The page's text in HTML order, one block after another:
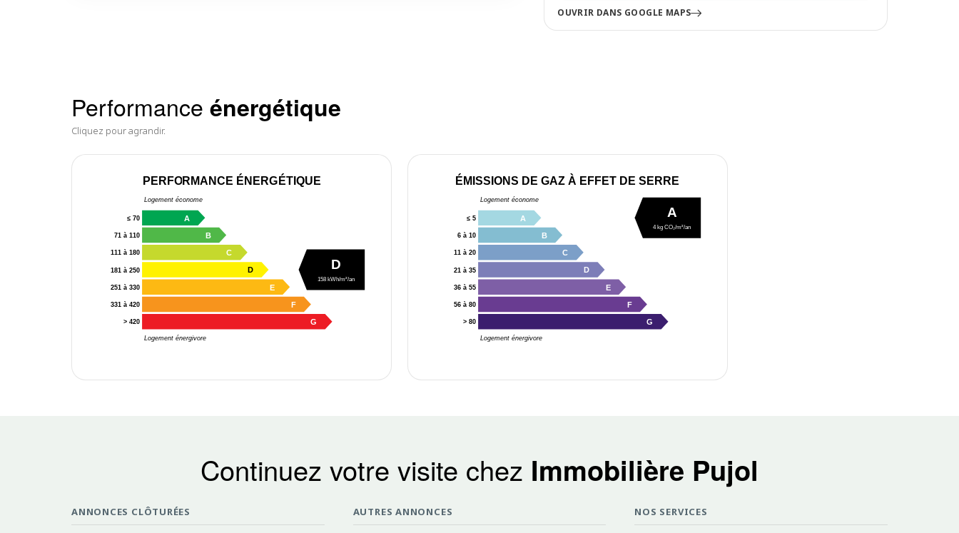
OUVRIR DANS GOOGLE MAPS
Performance énergétique
Cliquez pour agrandir.
PERFORMANCE ÉNERGÉTIQUE
Logement économe
Logement énergivore
≤ 70 A
71 à 110 B
111 à 180 C
181 à 250 D
251 à 330 E
331 à 420 F
> 420 G
D
158 kWh/m²/an
ÉMISSIONS DE GAZ À EFFET DE SERRE
Logement économe
Logement énergivore
≤ 5 A
6 à 10 B
11 à 20 C
21 à 35 D
36 à 55 E
56 à 80 F
> 80 G
A
4 kg CO₂/m²/an
Continuez votre visite chez Immobilière Pujol
ANNONCES CLÔTURÉES AUTRES ANNONCES NOS SERVICES